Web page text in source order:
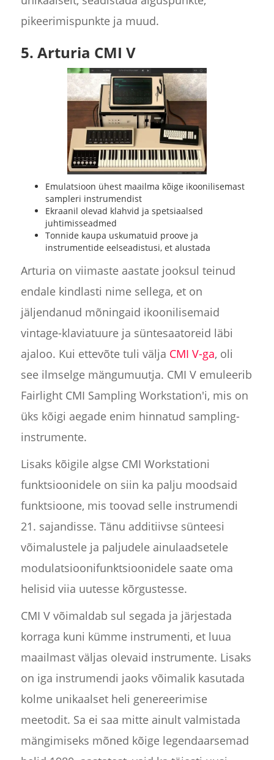
pikeerimispunkte ja muud.
5. Arturia CMI V
Emulatsioon ühest maailma kõige ikoonilisemast
sampleri instrumendist
Ekraanil olevad klahvid ja spetsiaalsed
juhtimisseadmed
Tonnide kaupa uskumatuid proove ja
instrumentide eelseadistusi, et alustada
Arturia on viimaste aastate jooksul teinud
endale kindlasti nime sellega, et on
jäljendanud mõningaid ikoonilisemaid
vintage-klaviatuure ja süntesaatoreid läbi
ajaloo. Kui ettevõte tuli välja CMI V-ga, oli
see ilmselge mängumuutja. CMI V emuleerib
Fairlight CMI Sampling Workstation'i, mis on
üks kõigi aegade enim hinnatud sampling-
instrumente.
Lisaks kõigile algse CMI Workstationi
funktsioonidele on siin ka palju moodsaid
funktsioone, mis toovad selle instrumendi
21. sajandisse. Tänu additiivse sünteesi
võimalustele ja paljudele ainulaadsetele
modulatsioonifunktsioonidele saate oma
helisid viia uutesse kõrgustesse.
CMI V võimaldab sul segada ja järjestada
korraga kuni kümme instrumenti, et luua
maailmast väljas olevaid instrumente. Lisaks
on iga instrumendi jaoks võimalik kasutada
kolme unikaalset heli genereerimise
meetodit. Sa ei saa mitte ainult valmistada
mängimiseks mõned kõige legendaarsemad